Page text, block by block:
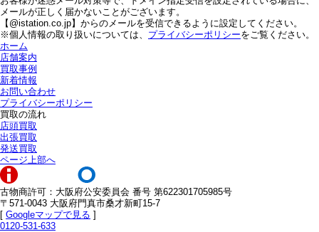
メールが正しく届かないことがございます。
【@istation.co.jp】からのメールを受信できるように設定してください。
※個人情報の取り扱いについては、 プライバシーポリシーをご覧ください。
ホーム
店舗案内
買取事例
新着情報
お問い合わせ
プライバシーポリシー
買取の流れ
店頭買取
出張買取
発送買取
ページ上部へ
古物商許可：大阪府公安委員会 番号 第622301705985号
〒571-0043 大阪府門真市桑才新町15-7
[ Googleマップで見る ]
0120-531-633